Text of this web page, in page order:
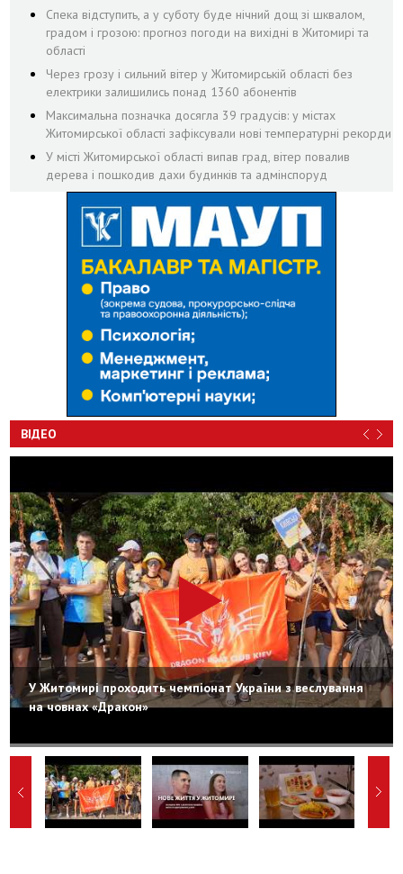
Спека відступить, а у суботу буде нічний дощ зі шквалом,
градом і грозою: прогноз погоди на вихідні в Житомирі та
області
Через грозу і сильний вітер у Житомирській області без
електрики залишились понад 1360 абонентів
Максимальна позначка досягла 39 градусів: у містах
Житомирської області зафіксували нові температурні рекорди
У місті Житомирської області випав град, вітер повалив
дерева і пошкодив дахи будинків та адмінспоруд
ВІДЕО
У Житомирі проходить чемпіонат України з веслування
на човнах «Дракон»